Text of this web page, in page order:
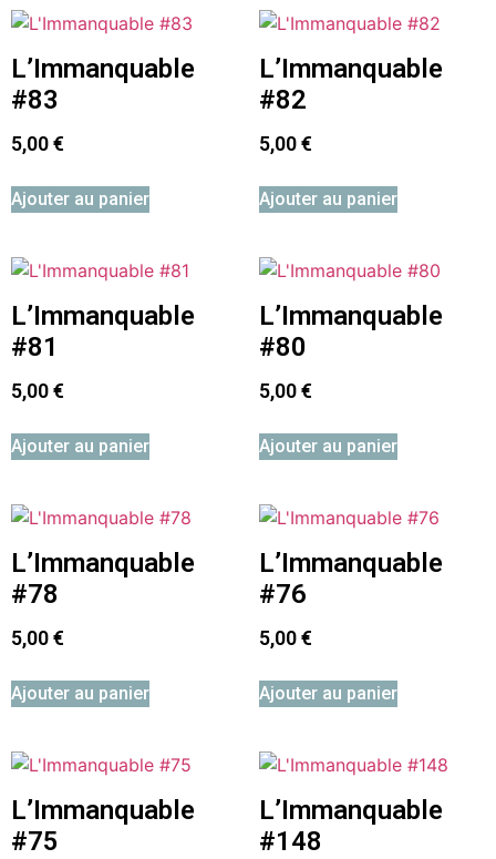
L’Immanquable
#83
5,00€
Ajouter au panier
L’Immanquable
#82
5,00€
Ajouter au panier
L’Immanquable
#81
5,00€
Ajouter au panier
L’Immanquable
#80
5,00€
Ajouter au panier
L’Immanquable
#78
5,00€
Ajouter au panier
L’Immanquable
#76
5,00€
Ajouter au panier
L’Immanquable
#75
L’Immanquable
#148